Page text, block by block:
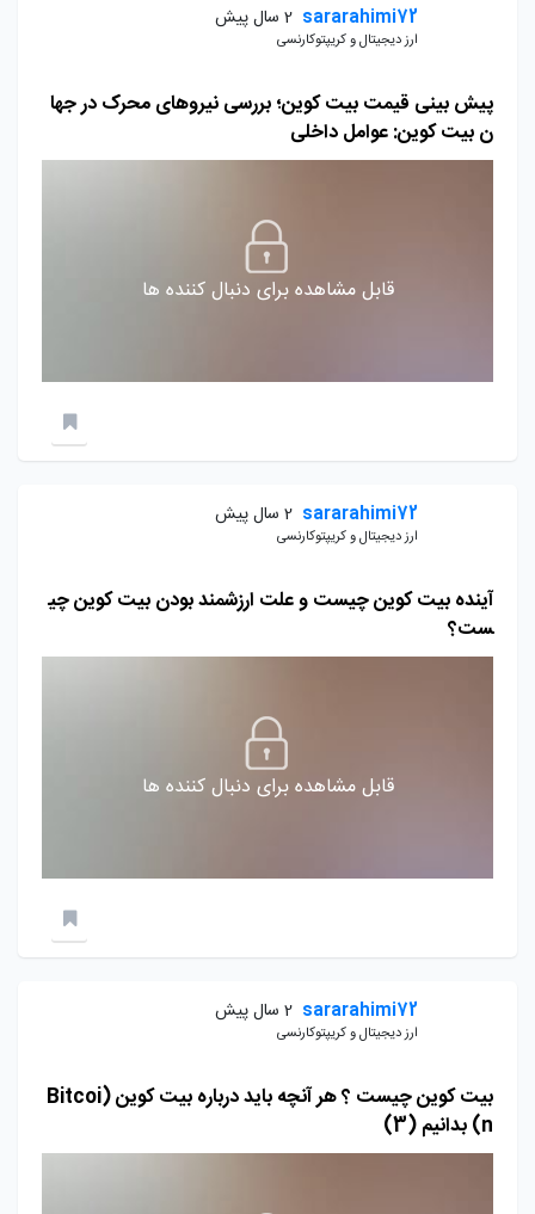
sararahimi72 2 سال پیش
ارز دیجیتال و کریپتوکارنسی
پیش بینی قیمت بیت کوین؛ بررسی نیروهای محرک در جها
ن بیت کوین: عوامل داخلی
قابل مشاهده برای دنبال کننده ها
sararahimi72 2 سال پیش
ارز دیجیتال و کریپتوکارنسی
آینده بیت کوین چیست و علت ارزشمند بودن بیت کوین چی
ست؟
قابل مشاهده برای دنبال کننده ها
sararahimi72 2 سال پیش
ارز دیجیتال و کریپتوکارنسی
بیت کوین چیست ؟ هر آنچه باید درباره بیت کوین (Bitcoi
n) بدانیم (3)